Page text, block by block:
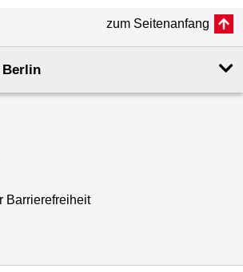
34.82
zum Seitenanfang
Berlin
Barrierefreiheit